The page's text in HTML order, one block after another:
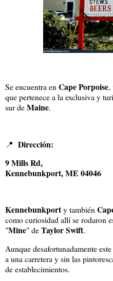
Se encuentra en Cape Porpoise,
que pertenece a la exclusiva y
sur deMaine.
📍 Dirección:
9 Mills Rd,
Kennebunkport, ME 04046
Kennebunkporty también
como curiosidad allí se rodaron
"Mine" deTaylor Swift.
Aunque desafortunadamente
a una carretera y sin las
de establecimientos.